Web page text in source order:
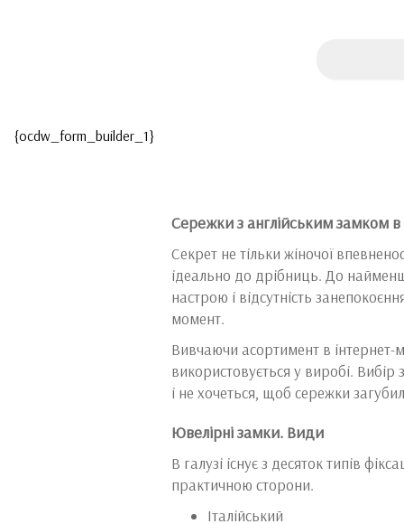
{ocdw_form_builder_1}
Сережки з англійським замком
Секрет не тільки жіночої
ідеально до дрібниць. До
настрою і відсутність
момент.
Вивчаючи асортимент в
використовується у виробі. Вибір
і не хочеться, щоб сережки
Ювелірні замки. Види
В галузі існує з десяток типів
практичною сторони.
Італійський